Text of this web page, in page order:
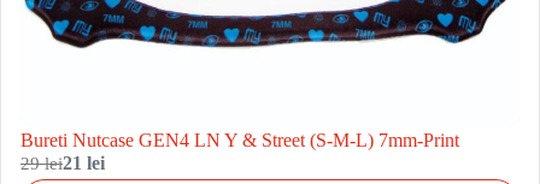
Bureti Nutcase GEN4 LN Y & Street (S-M-L) 7mm-Print
29 lei21 lei